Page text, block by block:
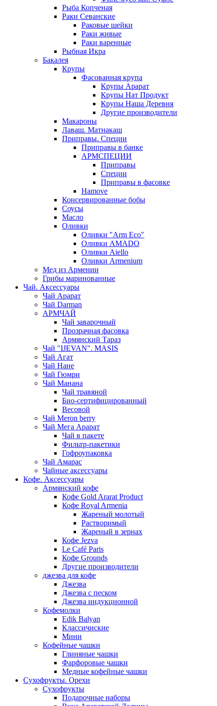
Рыба Копченая
Раки Севанские
Раковые шейки
Раки живые
Раки варенные
Рыбная Икра
Бакалея
Крупы
Фасованная крупа
Крупы Арарат
Крупы Нат Продукт
Крупы Наша Деревня
Другие производители
Макароны
Лаваш. Матнакаш
Приправы. Специи
Приправы в банке
АРМСПЕЦИИ
Приправы
Специи
Приправы в фасовке
Hamove
Консервированные бобы
Соусы
Масло
Оливки
Оливки "Arm Eco"
Оливки AMADO
Оливки Aiello
Оливки Armenium
Мед из Армении
Грибы маринованные
Чай. Аксессуары
Чай Арарат
Чай Darman
АРМЧАЙ
Чай заварочный
Прозрачная фасовка
Армянский Тараз
Чай "IJEVAN". MASIS
Чай Агат
Чай Нане
Чай Гюмри
Чай Манана
Чай травяной
Био-сертифицированный
Весовой
Чай Meron berry
Чай Мега Арарат
Чай в пакете
Фильтр-пакетики
Гофроупаковка
Чай Амарас
Чайные аксессуары
Кофе. Аксессуары
Армянский кофе
Кофе Gold Ararat Product
Кофе Royal Armenia
Жареный молотый
Растворимый
Жареный в зернах
Кофе Jezva
Le Café Paris
Кофе Grounds
Другие производители
джезва для кофе
Джезва
Джезва с песком
Джезва индукционной
Кофемолки
Edik Balyan
Классичиские
Мини
Кофейные чашки
Глиняные чашки
Фарфоровые чашки
Медные кофейные чашки
Сухофрукты. Орехи
Сухофрукты
Подарочные наборы